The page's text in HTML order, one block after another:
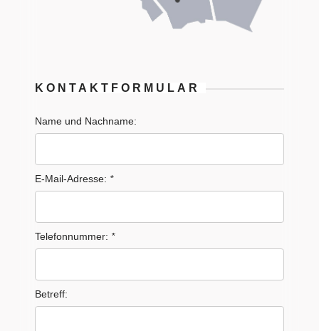
KONTAKTFORMULAR
Name und Nachname:
E-Mail-Adresse: *
Telefonnummer: *
Betreff: